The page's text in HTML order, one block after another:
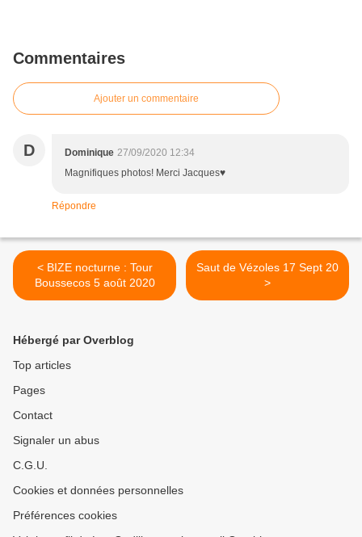
Commentaires
Ajouter un commentaire
D Dominique 27/09/2020 12:34
Magnifiques photos! Merci Jacques♥
Répondre
< BIZE nocturne : Tour
Boussecos 5 août 2020
Saut de Vézoles 17 Sept 20
>
Hébergé par Overblog
Top articles
Pages
Contact
Signaler un abus
C.G.U.
Cookies et données personnelles
Préférences cookies